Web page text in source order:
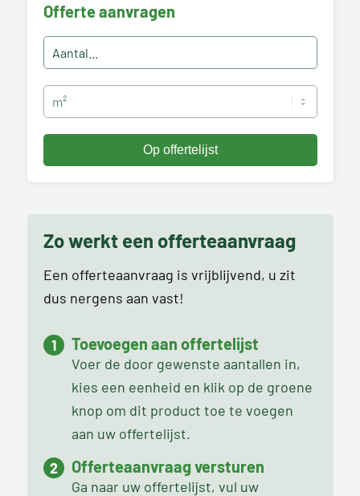
Offerte aanvragen
Zo werkt een offerteaanvraag
Een offerteaanvraag is vrijblijvend, u zit
dus nergens aan vast!
Toevoegen aan offertelijst
Voer de door gewenste aantallen in,
kies een eenheid en klik op de groene
knop om dit product toe te voegen
aan uw offertelijst.
Offerteaanvraag versturen
Ga naar uw offertelijst, vul uw